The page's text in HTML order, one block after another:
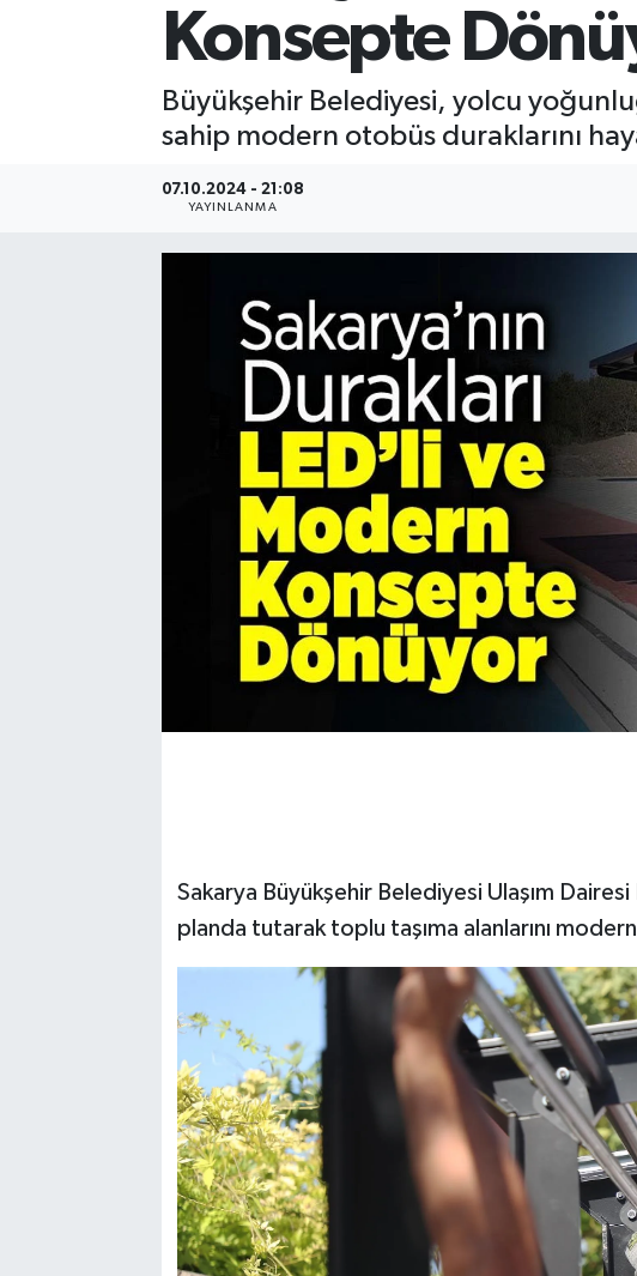
Konsepte
Büyükşehir Belediyesi, yolcu
sahip modern otobüs duraklarını
07.10.2024 - 21:08
YAYINLANMA
Sakarya Büyükşehir Belediyesi Ulaşım
planda tutarak toplu taşıma alanlarını